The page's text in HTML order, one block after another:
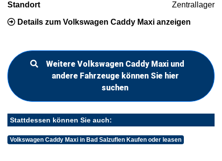
Standort Zentrallager
Details zum Volkswagen Caddy Maxi anzeigen
Weitere Volkswagen Caddy Maxi und
andere Fahrzeuge können Sie hier
suchen
Stattdessen können Sie auch:
Volkswagen Caddy Maxi in Bad Salzuflen Kaufen oder leasen